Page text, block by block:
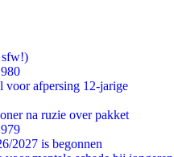
sfw!)
voor afpersing 12-jarige
na ruzie over pakket
2027 is begonnen